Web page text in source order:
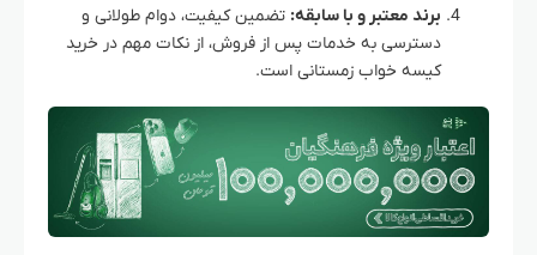
برند معتبر و با سابقه: تضمین کیفیت، دوام طولانی و
دسترسی به خدمات پس از فروش، از نکات مهم در خرید
کیسه خواب زمستانی است.